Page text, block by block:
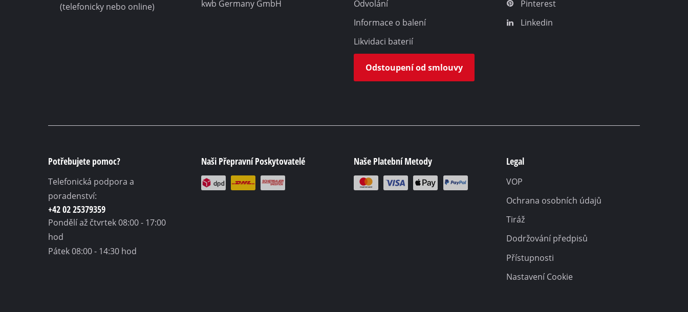
(telefonicky nebo online)
kwb Germany GmbH
Odvolání
Informace o balení
Likvidaci baterií
Odstoupení od smlouvy
Pinterest
Linkedin
Potřebujete pomoc?
Telefonická podpora a
poradenství:
+42 02 25379359
Pondělí až čtvrtek08:00 - 17:00
hod
Pátek08:00 - 14:30 hod
Naši Přepravní Poskytovatelé Naše Platební Metody Legal
VOP
Ochrana osobních údajů
Tiráž
Dodržování předpisů
Přístupnosti
Nastavení Cookie